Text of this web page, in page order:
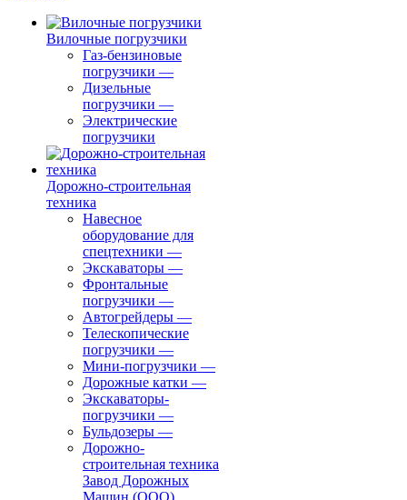
Вилочные погрузчики
Газ-бензиновые
погрузчики —
Дизельные
погрузчики —
Электрические
погрузчики
Дорожно-строительная
техника
Навесное
оборудование для
спецтехники —
Экскаваторы —
Фронтальные
погрузчики —
Автогрейдеры —
Телескопические
погрузчики —
Мини-погрузчики —
Дорожные катки —
Экскаваторы-
погрузчики —
Бульдозеры —
Дорожно-
строительная техника
Завод Дорожных
Машин (ООО)